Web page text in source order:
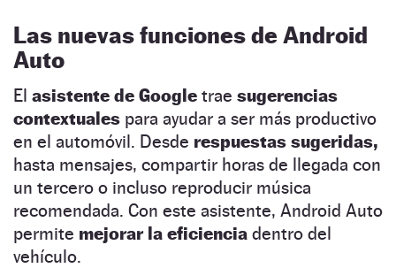
Las nuevas funciones de Android
Auto
El asistente de Google trae sugerencias
contextuales para ayudar a ser más productivo
en el automóvil. Desde respuestas sugeridas,
hasta mensajes, compartir horas de llegada con
un tercero o incluso reproducir música
recomendada. Con este asistente, Android Auto
permite mejorar la eficiencia dentro del
vehículo.